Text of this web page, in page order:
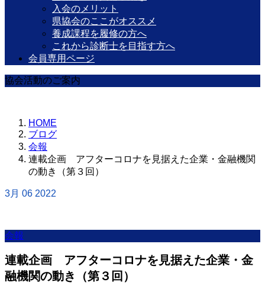
入会のメリット
県協会のここがオススメ
養成課程を履修の方へ
これから診断士を目指す方へ
会員専用ページ
協会活動のご案内
HOME
ブログ
会報
連載企画 アフターコロナを見据えた企業・金融機関
の動き（第３回）
3月 06 2022
会報
連載企画 アフターコロナを見据えた企業・金
融機関の動き（第３回）